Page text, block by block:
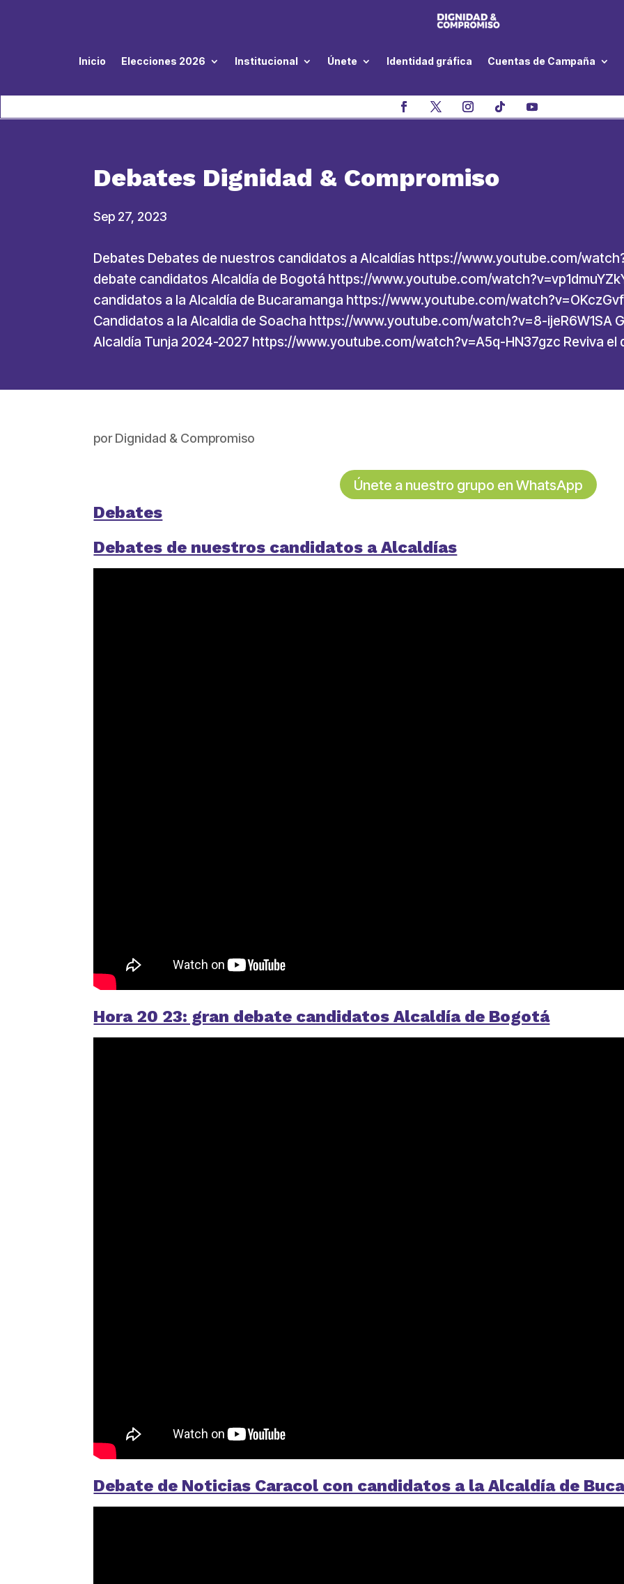
Inicio Elecciones 2026 Institucional Únete Identidad gráfica Cuentas de Campaña
Debates Dignidad & Compromiso
Sep 27, 2023
Debates Debates de nuestros candidatos a Alcaldías https://www.youtube.com/
debate candidatos Alcaldía de Bogotá https://www.youtube.com/
candidatos a la Alcaldía de Bucaramanga https://www.youtube.com/
Candidatos a la Alcaldia de Soacha https://www.youtube.com/watch?v=8-ijeR6W1SA
Alcaldía Tunja 2024-2027 https://www.youtube.com/watch?v=A5q-HN37gzc Reviva
porDignidad & Compromiso
Únete a nuestro grupo en WhatsApp
Debates
Debates de nuestros candidatos a Alcaldías
Hora 20 23: gran debate candidatos Alcaldía de Bogotá
Debate de Noticias Caracol con candidatos a la Alcaldía de